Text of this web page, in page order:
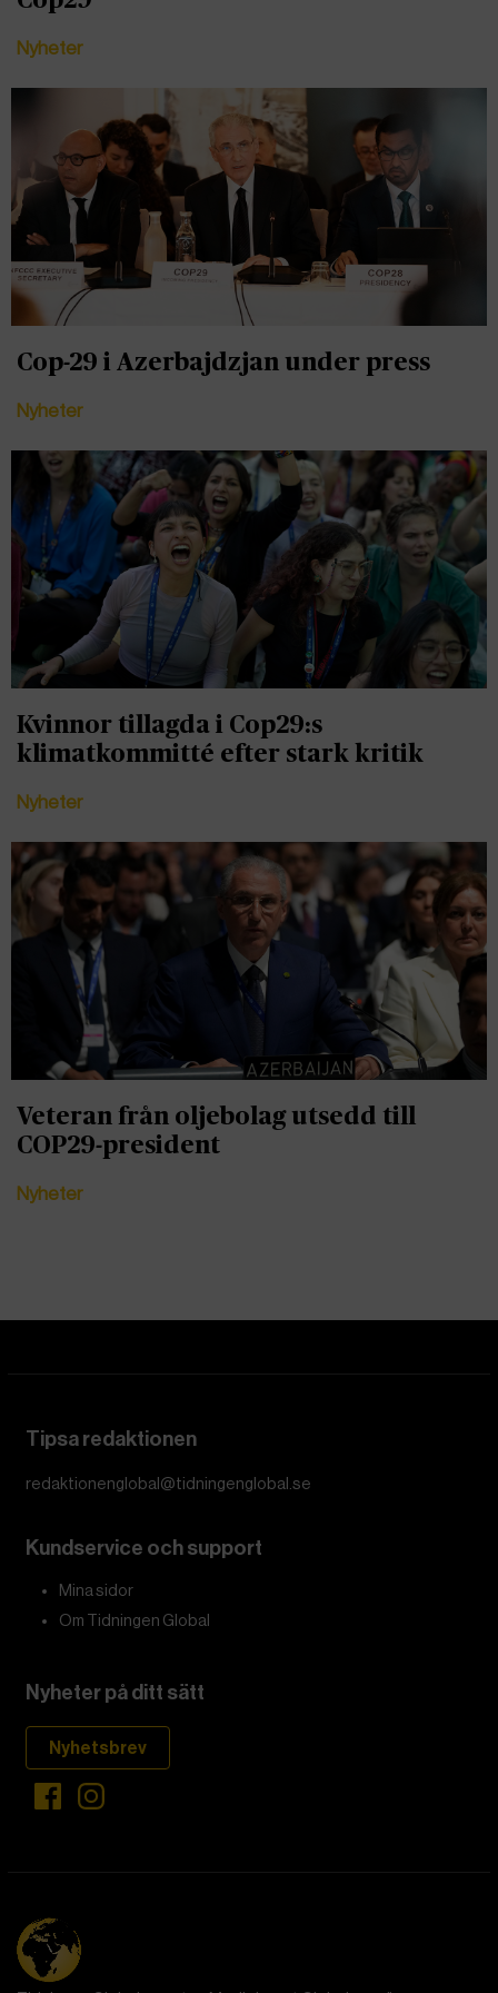
Nyheter
Cop-29 i Azerbajdzjan under press
Nyheter
Kvinnor tillagda i Cop29:s
klimatkommitté efter stark kritik
Nyheter
Veteran från oljebolag utsedd till
COP29-president
Nyheter
Tipsa redaktionen
redaktionenglobal@tidningenglobal.se
Kundservice och support
Mina sidor
Om Tidningen Global
Nyheter på ditt sätt
Nyhetsbrev